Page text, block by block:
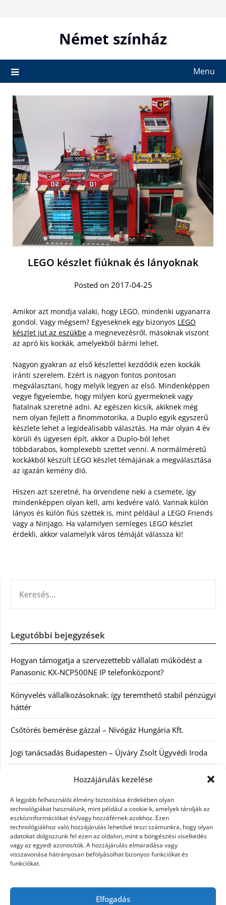
Hozzájárulás kezelése
A legjobb felhasználói élmény biztosítása érdekében olyan
technológiákat használunk, mint például a cookie-k, amelyek tárolják az
eszközinformációkat és/vagy hozzáférnek azokhoz. Ezen
technológiákhoz való hozzájárulás lehetővé teszi számunkra, hogy olyan
adatokat dolgozzunk fel ezen az oldalon, mint a böngészési viselkedés
vagy az egyedi azonosítók. A hozzájárulás elmaradása vagy
visszavonása hátrányosan befolyásolhat bizonyos funkciókat és
funkciókat.
Elfogadás
Német színház
Menu
LEGO készlet fiúknak és lányoknak
Posted on 2017-04-25
Amikor azt mondja valaki, hogy LEGO, mindenki ugyanarra
gondol. Vagy mégsem? Egyeseknek egy bizonyos LEGO
készlet jut az eszükbe a megnevezésről, másoknak viszont
az apró kis kockák, amelyekből bármi lehet.
Nagyon gyakran az első készlettel kezdődik ezen kockák
iránti szerelem. Ezért is nagyon fontos pontosan
megválasztani, hogy melyik legyen az első. Mindenképpen
vegye figyelembe, hogy milyen korú gyermeknek vagy
fiatalnak szeretné adni. Az egészen kicsik, akiknek még
nem olyan fejlett a finommotorika, a Duplo egyik egyszerű
készlete lehet a legideálisabb választás. Ha már olyan 4 év
körüli és ügyesen épít, akkor a Duplo-ból lehet
többdarabos, komplexebb szettet venni. A normálméretű
kockákból készült LEGO készlet témájának a megválasztása
az igazán kemény dió.
Hiszen azt szeretné, ha örvendene neki a csemete, így
mindenképpen olyan kell, ami kedvére való. Vannak külön
lányos és külön fiús szettek is, mint például a LEGO Friends
vagy a Ninjago. Ha valamilyen semleges LEGO készlet
érdekli, akkor valamelyik város témáját válassza ki!
Legutóbbi bejegyzések
Hogyan támogatja a szervezettebb vállalati működést a
Panasonic KX-NCP500NE IP telefonközpont?
Könyvelés vállalkozásoknak: így teremthető stabil pénzügyi
háttér
Csőtörés bemérése gázzal – Nívógáz Hungária Kft.
Jogi tanácsadás Budapesten – Újváry Zsolt Ügyvédi Iroda
Arckrémek – mit érdemes tudni az öregedés lassításáról és
Kategóriák
Egyéb kategória
Szolgáltatás
Szórakozás